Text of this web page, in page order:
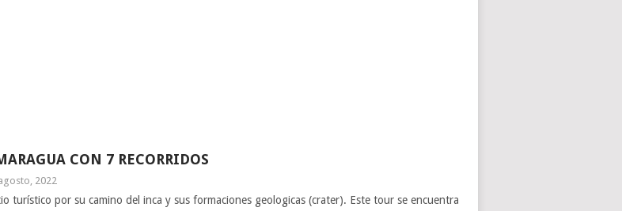
CON 7 RECORRIDOS
2022
turístico por su camino del inca y sus formaciones geologicas (crater). Este tour se encuentra